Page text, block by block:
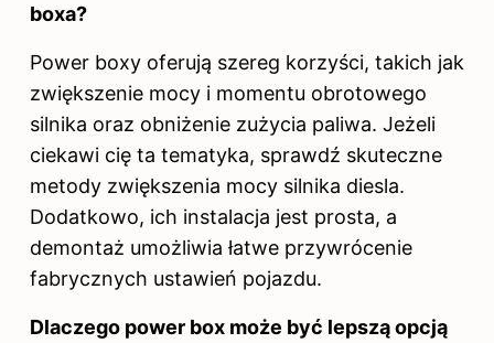
boxa?
Power boxy oferują szereg korzyści, takich jak
zwiększenie mocy i momentu obrotowego
silnika oraz obniżenie zużycia paliwa. Jeżeli
ciekawi cię ta tematyka, sprawdź skuteczne
metody zwiększenia mocy silnika diesla.
Dodatkowo, ich instalacja jest prosta, a
demontaż umożliwia łatwe przywrócenie
fabrycznych ustawień pojazdu.
Dlaczego power box może być lepszą opcją